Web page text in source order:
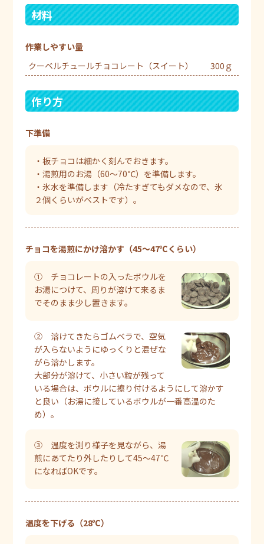
材料
作業しやすい量
クーベルチュールチョコレート（スイート）
300ｇ
作り方
下準備
・板チョコは細かく刻んでおきます。
・湯煎用のお湯（60～70℃）を準備します。
・氷水を準備します（冷たすぎてもダメなので、氷
２個くらいがベストです）。
チョコを湯煎にかけ溶かす（45～47℃くらい）
① チョコレートの入ったボウルを
お湯につけて、周りが溶けて来るま
でそのまま少し置きます。
② 溶けてきたらゴムベラで、空気
が入らないようにゆっくりと混ぜな
がら溶かします。
大部分が溶けて、小さい粒が残って
いる場合は、ボウルに擦り付けるようにして溶かす
と良い（お湯に接しているボウルが一番高温のた
め）。
③ 温度を測り様子を見ながら、湯
煎にあてたり外したりして45～47℃
になればOKです。
温度を下げる（28℃）